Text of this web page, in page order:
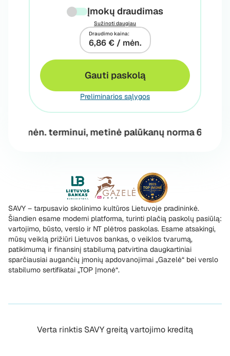
Įmokų draudimas
Sužinoti daugiau
Draudimo kaina:
6,86 € / mėn.
Gauti paskolą
Preliminarios sąlygos
terminui, metinė palūkanų norma 6%,
SAVY – tarpusavio skolinimo kultūros Lietuvoje pradininkė.
Šiandien esame moderni platforma, turinti plačią paskolų pasiūlą:
vartojimo, būsto, verslo ir NT plėtros paskolas. Esame atsakingi,
mūsų veiklą prižiūri Lietuvos bankas, o veiklos tvarumą,
patikimumą ir finansinį stabilumą patvirtina daugkartiniai
sparčiausiai augančių įmonių apdovanojimai „Gazelė“ bei verslo
stabilumo sertifikatai „TOP Įmonė“.
Verta rinktis SAVY greitą vartojimo kreditą